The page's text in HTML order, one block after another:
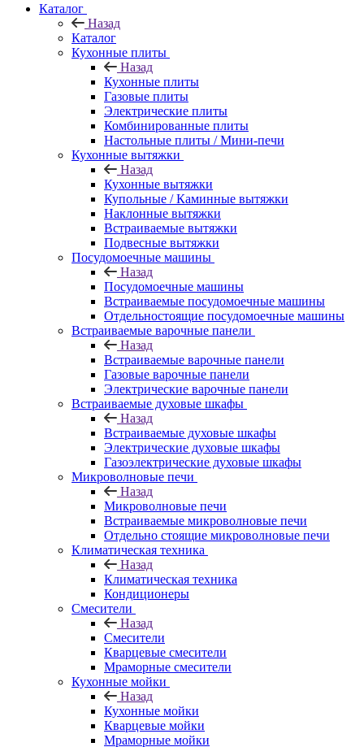
Каталог
Назад
Каталог
Кухонные плиты
Назад
Кухонные плиты
Газовые плиты
Электрические плиты
Комбинированные плиты
Настольные плиты / Мини-печи
Кухонные вытяжки
Назад
Кухонные вытяжки
Купольные / Каминные вытяжки
Наклонные вытяжки
Встраиваемые вытяжки
Подвесные вытяжки
Посудомоечные машины
Назад
Посудомоечные машины
Встраиваемые посудомоечные машины
Отдельностоящие посудомоечные машины
Встраиваемые варочные панели
Назад
Встраиваемые варочные панели
Газовые варочные панели
Электрические варочные панели
Встраиваемые духовые шкафы
Назад
Встраиваемые духовые шкафы
Электрические духовые шкафы
Газоэлектрические духовые шкафы
Микроволновые печи
Назад
Микроволновые печи
Встраиваемые микроволновые печи
Отдельно стоящие микроволновые печи
Климатическая техника
Назад
Климатическая техника
Кондиционеры
Смесители
Назад
Смесители
Кварцевые смесители
Мраморные смесители
Кухонные мойки
Назад
Кухонные мойки
Кварцевые мойки
Мраморные мойки